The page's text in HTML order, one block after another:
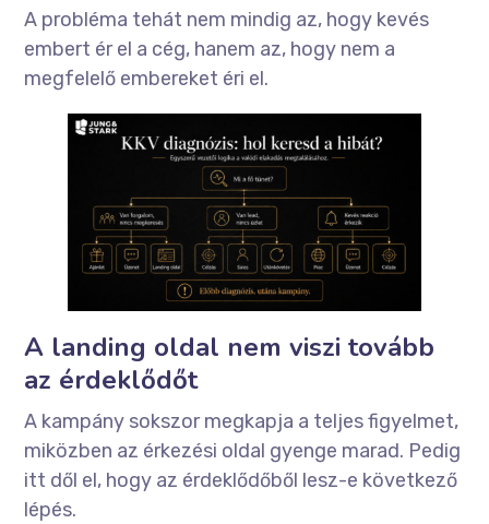
A probléma tehát nem mindig az, hogy kevés
embert ér el a cég, hanem az, hogy nem a
megfelelő embereket éri el.
A landing oldal nem viszi tovább
az érdeklődőt
A kampány sokszor megkapja a teljes figyelmet,
miközben az érkezési oldal gyenge marad. Pedig
itt dől el, hogy az érdeklődőből lesz-e következő
lépés.